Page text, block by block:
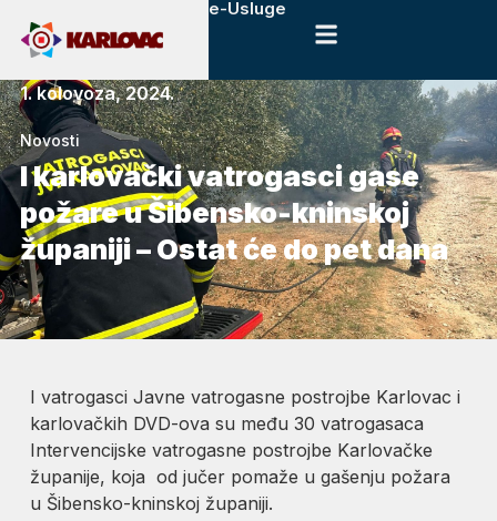
e-Usluge
1. kolovoza, 2024.
Novosti
I karlovački vatrogasci gase
požare u Šibensko-kninskoj
županiji – Ostat će do pet dana
I vatrogasci Javne vatrogasne postrojbe Karlovac i
karlovačkih DVD-ova su među 30 vatrogasaca
Intervencijske vatrogasne postrojbe Karlovačke
županije, koja od jučer pomaže u gašenju požara
u Šibensko-kninskoj županiji.